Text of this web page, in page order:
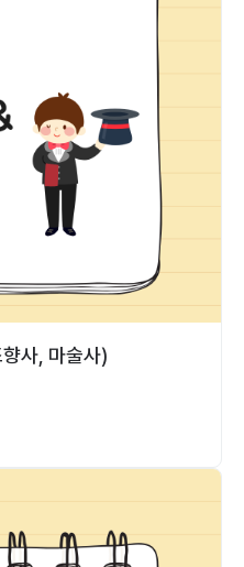
사, 마술사)